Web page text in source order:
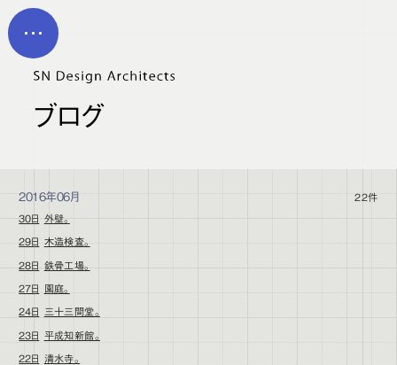
メイン コンテンツにスキップ
MEN
ブログ
2016年06月 22件
30日 外壁。
29日 木造検査。
28日 鉄骨工場。
27日 園庭。
24日 三十三間堂。
23日 平成知新館。
22日 清水寺。